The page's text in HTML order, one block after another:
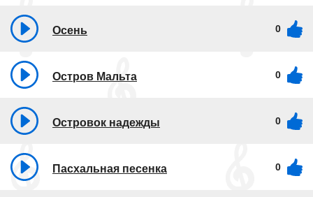
Осень 0
Остров Мальта 0
Островок надежды 0
Пасхальная песенка 0